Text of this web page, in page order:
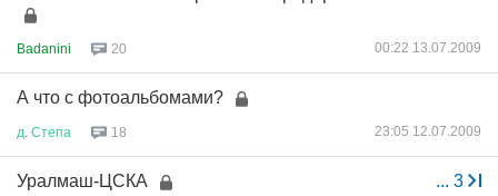
Badanini 20 00:22 13.07.2009
А что с фотоальбомами?
д Степа 18 23:05 12.07.2009
... 3
Уралмаш-ЦСКА